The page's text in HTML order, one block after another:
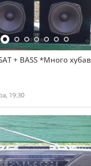
+ BASS *Много
19:30